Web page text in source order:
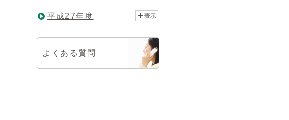
平成27年度 表示
よくある質問